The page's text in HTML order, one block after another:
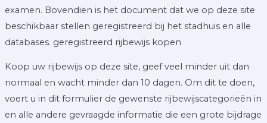
examen. Bovendien is het document dat we op deze site
beschikbaar stellen geregistreerd bij het stadhuis en alle
databases. geregistreerd rijbewijs kopen
Koop uw rijbewijs op deze site, geef veel minder uit dan
normaal en wacht minder dan 10 dagen. Om dit te doen,
voert u in dit formulier de gewenste rijbewijscategorieën in
en alle andere gevraagde informatie die een grote bijdrage